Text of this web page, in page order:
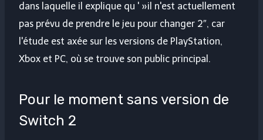
dans laquelle il explique qu ' »il n'est actuellement
pas prévu de prendre le jeu pour changer 2″, car
l'étude est axée sur les versions de PlayStation,
Xbox et PC, où se trouve son public principal.
Pour le moment sans version de
Switch 2